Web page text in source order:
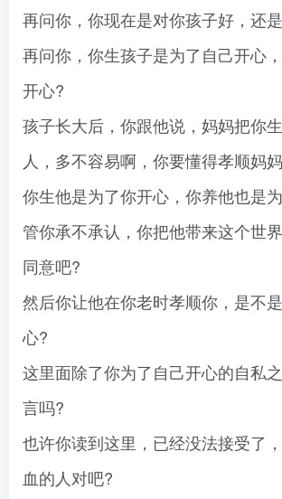
再问你，你现在是对你孩子好，还
再问你，你生孩子是为了自己开心
开心?
孩子长大后，你跟他说，妈妈把你
人，多不容易啊，你要懂得孝顺妈妈
你生他是为了你开心，你养他也是
管你承不承认，你把他带来这个世
同意吧?
然后你让他在你老时孝顺你，是不
心?
这里面除了你为了自己开心的自私
言吗?
也许你读到这里，已经没法接受了
血的人对吧?